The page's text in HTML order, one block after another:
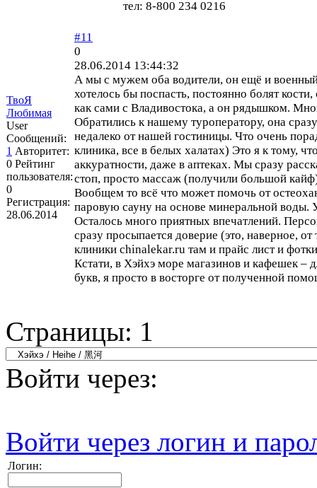
тел: 8-800 234 0216
ТвоЯ
Любимая
User
Сообщений:
1 Авторитет:
0 Рейтинг
пользователя:
0
Регистрация:
28.06.2014
#11
0
28.06.2014 13:44:32
А мы с мужем оба водители, он ещё и
хотелось бы поспасть, постоянно болят
как сами с Владивостока, а он рядышком.
Обратились к нашему туроператору, она
недалеко от нашей гостиницы. Что очень
клиника, все в белых халатах) Это я к тому,
аккуратности, даже в аптеках. Мы сразу
стоп, просто массаж (получили большой
Вообщем то всё что может помочь от
паровую сауну на основе минеральной воды.
Осталось много приятных впечатлений.
сразу просыпается доверие (это, наверное,
клиники chinalekar.ru там и прайс лист и
Кстати, в Хэйхэ море магазинов и кафешек –
букв, я просто в восторге от полученной
Страницы: 1
Войти через:
Войти через логин и
Логин: